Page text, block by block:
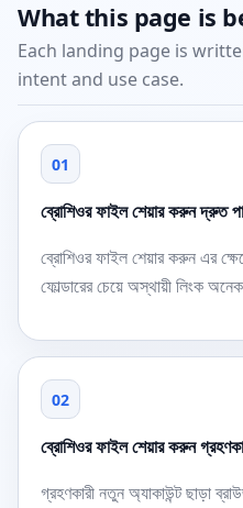
What this page is
Each landing page is
intent and use case.
01
ব্রোশিওর ফাইল শেয়ার করুন দ্রুত
ব্রোশিওর ফাইল শেয়ার করুন এর
ফোল্ডারের চেয়ে অস্থায়ী লিংক
02
ব্রোশিওর ফাইল শেয়ার করুন
গ্রহণকারী নতুন অ্যাকাউন্ট ছাড়া